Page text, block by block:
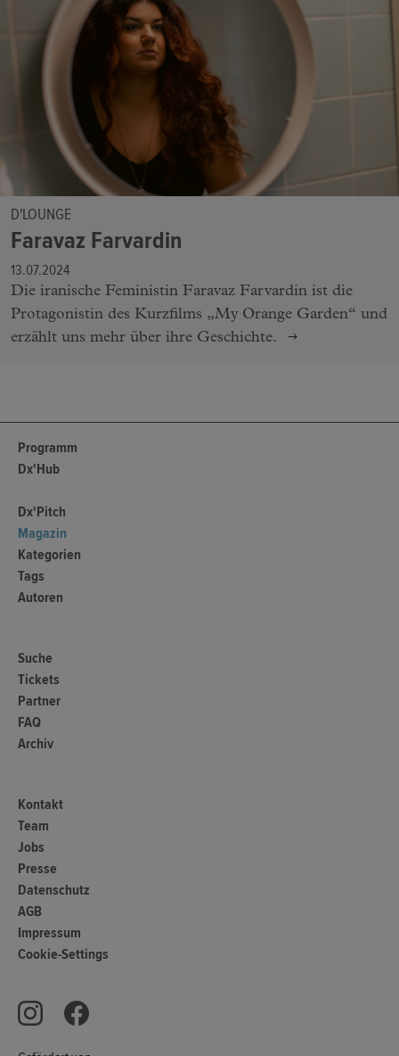
D'LOUNGE
Faravaz Farvardin
13.07.2024
Die iranische Feministin Faravaz Farvardin ist die
Protagonistin des Kurzfilms „My Orange Garden“ und
erzählt uns mehr über ihre Geschichte.
Programm
Dx'Hub
Dx'Pitch
Magazin
Kategorien
Tags
Autoren
Suche
Tickets
Partner
FAQ
Archiv
Kontakt
Team
Jobs
Presse
Datenschutz
AGB
Impressum
Cookie-Settings